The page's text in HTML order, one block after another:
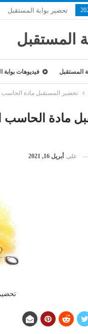
تحضير بوابة المستقبل
المستقبل
المستقبل فيديوهات بوابة
تحضير المستقبل مادة الحاسب
مادة الحاسب
على أبريل 16, 2021